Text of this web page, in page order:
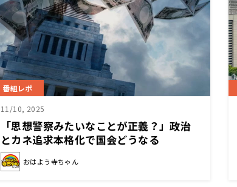
番組レポ
11/10, 2025
「思想警察みたいなことが正義？」政治
とカネ追求本格化で国会どうなる
おはよう寺ちゃん